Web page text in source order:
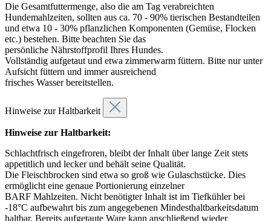
Die Gesamtfuttermenge, also die am Tag verabreichten
Hundemahlzeiten, sollten aus ca. 70 - 90% tierischen Bestandteilen
und etwa 10 - 30% pflanzlichen Komponenten (Gemüse, Flocken
etc.) bestehen. Bitte beachten Sie das
persönliche Nährstoffprofil Ihres Hundes.
Vollständig aufgetaut und etwa zimmerwarm füttern. Bitte nur unter
Aufsicht füttern und immer ausreichend
frisches Wasser bereitstellen.
Hinweise zur Haltbarkeit
Hinweise zur Haltbarkeit:
Schlachtfrisch eingefroren, bleibt der Inhalt über lange Zeit stets
appetitlich und lecker und behält seine Qualität.
Die Fleischbrocken sind etwa so groß wie Gulaschstücke. Dies
ermöglicht eine genaue Portionierung einzelner
BARF Mahlzeiten. Nicht benötigter Inhalt ist im Tiefkühler bei
-18°C aufbewahrt bis zum angegebenen Mindesthaltbarkeitsdatum
haltbar. Bereits aufgetaute Ware kann anschließend wieder